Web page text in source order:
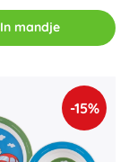
In mandje
-15%